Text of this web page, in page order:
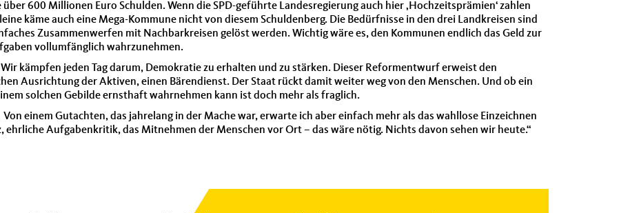
600 Millionen Euro Schulden. Wenn die SPD-geführte Landesregierung auch hier ‚Hochzeitsprämien‘ zahlen
käme auch eine Mega-Kommune nicht von diesem Schuldenberg. Die Bedürfnisse in den drei Landkreisen sind
Zusammenwerfen mit Nachbarkreisen gelöst werden. Wichtig wäre es, den Kommunen endlich das Geld zur
vollumfänglich wahrzunehmen.
kämpfen jeden Tag darum, Demokratie zu erhalten und zu stärken. Dieser Reformentwurf erweist den
Ausrichtung der Aktiven, einen Bärendienst. Der Staat rückt damit weiter weg von den Menschen. Und ob ein
solchen Gebilde ernsthaft wahrnehmen kann ist doch mehr als fraglich.
einem Gutachten, das jahrelang in der Mache war, erwarte ich aber einfach mehr als das wahllose Einzeichnen
ehrliche Aufgabenkritik, das Mitnehmen der Menschen vor Ort – das wäre nötig. Nichts davon sehen wir heute.“